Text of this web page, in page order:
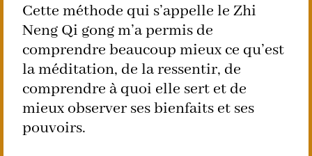
Cette méthode qui s’appelle le Zhi
Neng Qi gong m’a permis de
comprendre beaucoup mieux ce qu’est
la méditation, de la ressentir, de
comprendre à quoi elle sert et de
mieux observer ses bienfaits et ses
pouvoirs.